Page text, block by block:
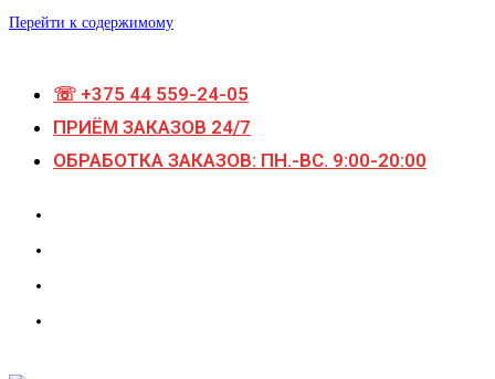
Перейти к содержимому
☏ +375 44 559-24-05
ПРИЁМ ЗАКАЗОВ 24/7
ОБРАБОТКА ЗАКАЗОВ: ПН.-ВС. 9:00-20:00